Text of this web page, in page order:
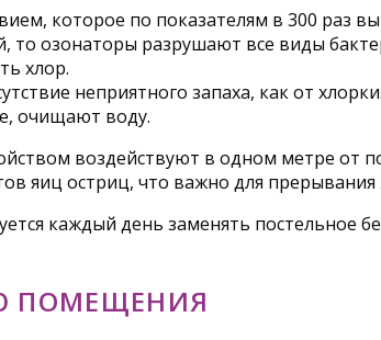
которое по показателям в 300 раз
то озонаторы разрушают все виды
хлор.
неприятного запаха, как от хлорки.
очищают воду.
воздействуют в одном метре от
яиц остриц, что важно для
каждый день заменять постельное
ПОМЕЩЕНИЯ